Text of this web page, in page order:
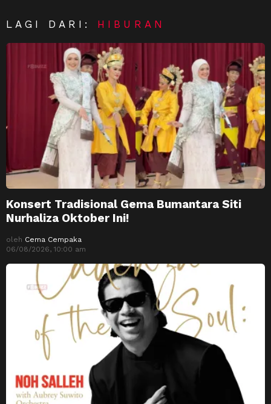
LAGI DARI: HIBURAN
Konsert Tradisional Gema Bumantara Siti
Nurhaliza Oktober Ini!
oleh Cema Cempaka
06/08/2026, 10:00 am